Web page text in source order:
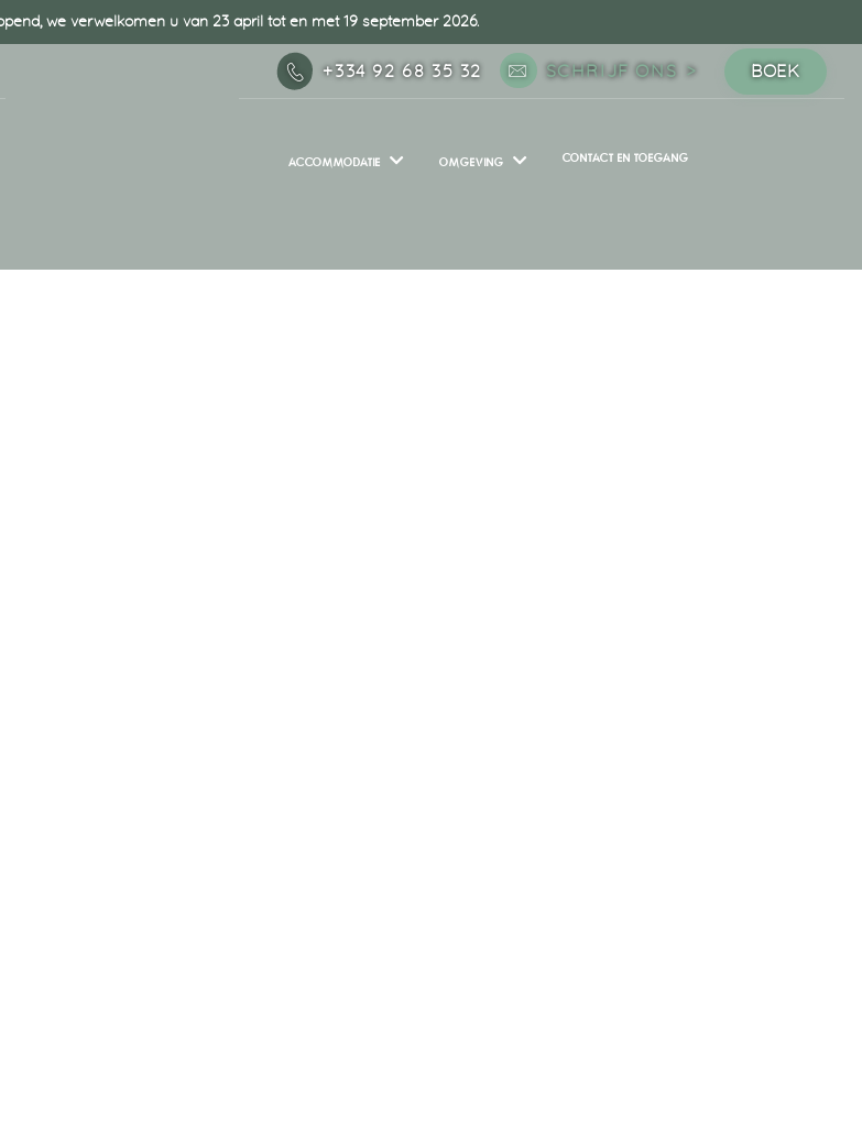
we verwelkomen u van 23 april tot en met 19 september 2026.
+334 92 68 35 32 SCHRIJF ONS BOEK
ACCOMMODATIE OMGEVING CONTACT EN TOEGANG